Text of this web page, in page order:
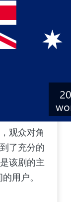
观众对角
了充分的
该剧的主
用户。